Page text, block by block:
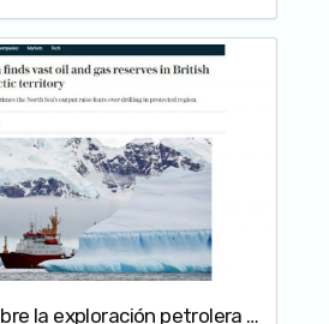
Daniel Filmus, sobre la exploración petrolera rusa en la Antártida Argentina: «Está prohibida esa actividad comercial en todo el continente»